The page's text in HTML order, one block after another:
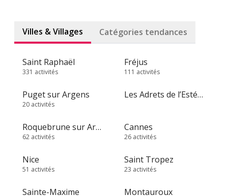
Villes & Villages Catégories tendances
Saint Raphaël
331 activités
Fréjus
111 activités
Puget sur Argens
20 activités
Les Adrets de l’Estérel
Roquebrune sur Argens
62 activités
Cannes
26 activités
Nice
51 activités
Saint Tropez
23 activités
Sainte-Maxime Montauroux